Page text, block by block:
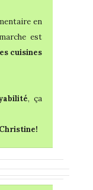
en
est
cuisines
, ça
Christine!